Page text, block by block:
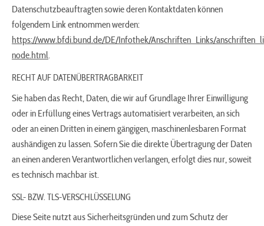
Datenschutzbeauftragten sowie deren Kontaktdaten können
folgendem Link entnommen werden:
https://www.bfdi.bund.de/DE/Infothek/Anschriften_Links/
node.html
RECHT AUF DATENÜBERTRAGBARKEIT
Sie haben das Recht, Daten, die wir auf Grundlage Ihrer Einwilligung
oder in Erfüllung eines Vertrags automatisiert verarbeiten, an sich
oder an einen Dritten in einem gängigen, maschinenlesbaren Format
aushändigen zu lassen. Sofern Sie die direkte Übertragung der Daten
an einen anderen Verantwortlichen verlangen, erfolgt dies nur, soweit
es technisch machbar ist.
SSL- BZW. TLS-VERSCHLÜSSELUNG
Diese Seite nutzt aus Sicherheitsgründen und zum Schutz der